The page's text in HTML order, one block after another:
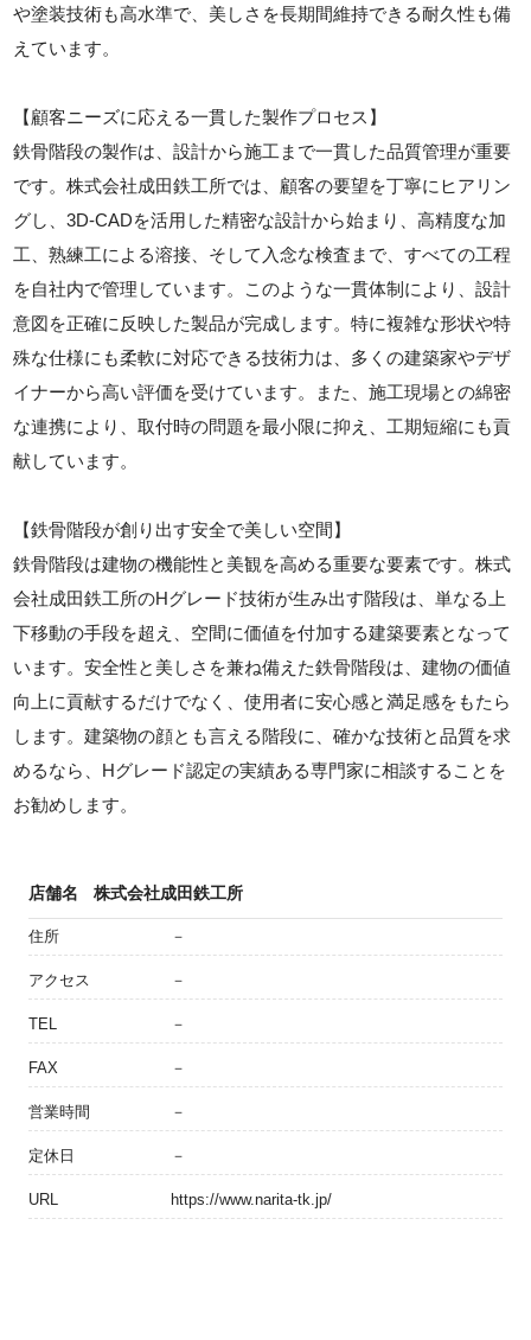
や塗装技術も高水準で、美しさを長期間維持できる耐久性も備
えています。
【顧客ニーズに応える一貫した製作プロセス】
鉄骨階段の製作は、設計から施工まで一貫した品質管理が重要
です。株式会社成田鉄工所では、顧客の要望を丁寧にヒアリン
グし、3D-CADを活用した精密な設計から始まり、高精度な加
工、熟練工による溶接、そして入念な検査まで、すべての工程
を自社内で管理しています。このような一貫体制により、設計
意図を正確に反映した製品が完成します。特に複雑な形状や特
殊な仕様にも柔軟に対応できる技術力は、多くの建築家やデザ
イナーから高い評価を受けています。また、施工現場との綿密
な連携により、取付時の問題を最小限に抑え、工期短縮にも貢
献しています。
【鉄骨階段が創り出す安全で美しい空間】
鉄骨階段は建物の機能性と美観を高める重要な要素です。株式
会社成田鉄工所のHグレード技術が生み出す階段は、単なる上
下移動の手段を超え、空間に価値を付加する建築要素となって
います。安全性と美しさを兼ね備えた鉄骨階段は、建物の価値
向上に貢献するだけでなく、使用者に安心感と満足感をもたら
します。建築物の顔とも言える階段に、確かな技術と品質を求
めるなら、Hグレード認定の実績ある専門家に相談することを
お勧めします。
店舗名 株式会社成田鉄工所
住所 －
アクセス －
TEL －
FAX －
営業時間 －
定休日 －
URL https://www.narita-tk.jp/